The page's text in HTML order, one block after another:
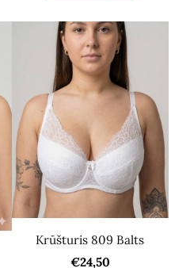
Krūšturis 809 Balts
€24,50